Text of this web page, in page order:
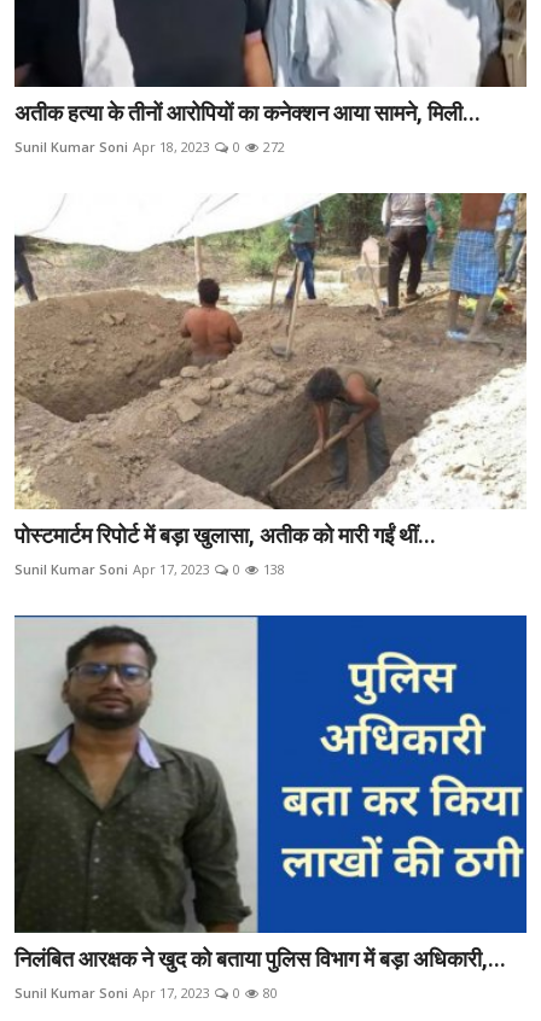
अतीक हत्या के तीनों आरोपियों का कनेक्शन आया सामने, मिली...
Sunil Kumar Soni Apr 18, 2023 0 272
पोस्टमार्टम रिपोर्ट में बड़ा खुलासा, अतीक को मारी गईं थीं...
Sunil Kumar Soni Apr 17, 2023 0 138
निलंबित आरक्षक ने खुद को बताया पुलिस विभाग में बड़ा अधिकारी,...
Sunil Kumar Soni Apr 17, 2023 0 80